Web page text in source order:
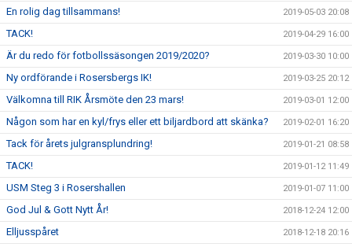
En rolig dag tillsammans! 2019-05-03 20:08
TACK! 2019-04-29 16:00
Är du redo för fotbollssäsongen 2019/2020? 2019-03-30 10:00
Ny ordförande i Rosersbergs IK! 2019-03-25 20:12
Välkomna till RIK Årsmöte den 23 mars! 2019-03-01 12:00
Någon som har en kyl/frys eller ett biljardbord att skänka? 2019-02-01 16:20
Tack för årets julgransplundring! 2019-01-21 08:58
TACK! 2019-01-12 11:49
USM Steg 3 i Rosershallen 2019-01-07 11:00
God Jul & Gott Nytt År! 2018-12-24 12:00
Elljusspåret 2018-12-18 20:16